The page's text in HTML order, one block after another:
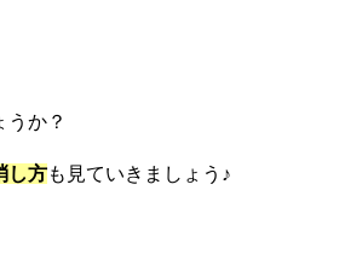
うか？
し方も見ていきましょう♪